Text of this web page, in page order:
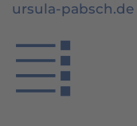
ursula-pabsch.de